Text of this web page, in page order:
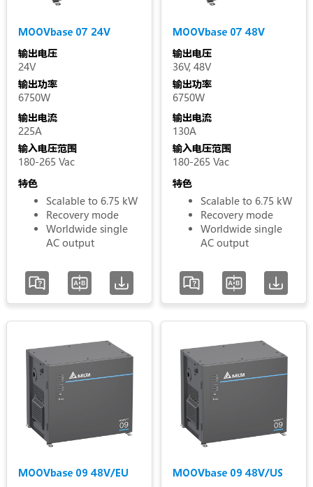
MOOVbase 07 24V
输出电压
24V
输出功率
6750W
输出电流
225A
输入电压范围
180-265 Vac
特色
Scalable to 6.75 kW
Recovery mode
Worldwide single
AC output
MOOVbase 07 48V
输出电压
36V, 48V
输出功率
6750W
输出电流
130A
输入电压范围
180-265 Vac
特色
Scalable to 6.75 kW
Recovery mode
Worldwide single
AC output
MOOVbase 09 48V/EU
MOOVbase 09 48V/US